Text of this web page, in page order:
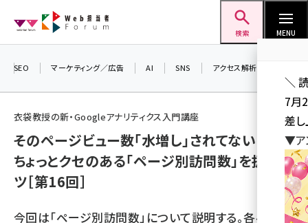
ン
検索 MENU
seo (3524)
ai (2804)
SEO マーケティング／広告 AI SNS アクセス解析／データ分析
衣袋教授の新・Googleアナリティクス入門講座
そのページビュー数「水増し」されてない？
ちょっとクセのある「ページ別訪問数」を扱うコ
ツ［第16回］
今回は「ページ別訪問数」について説明する。各ページ
＼
7月
差し
▼ア